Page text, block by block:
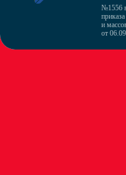
№1556
и
от